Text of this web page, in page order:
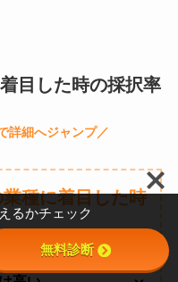
目した時の採択率
種に着目した時
るかチェック
無料診断